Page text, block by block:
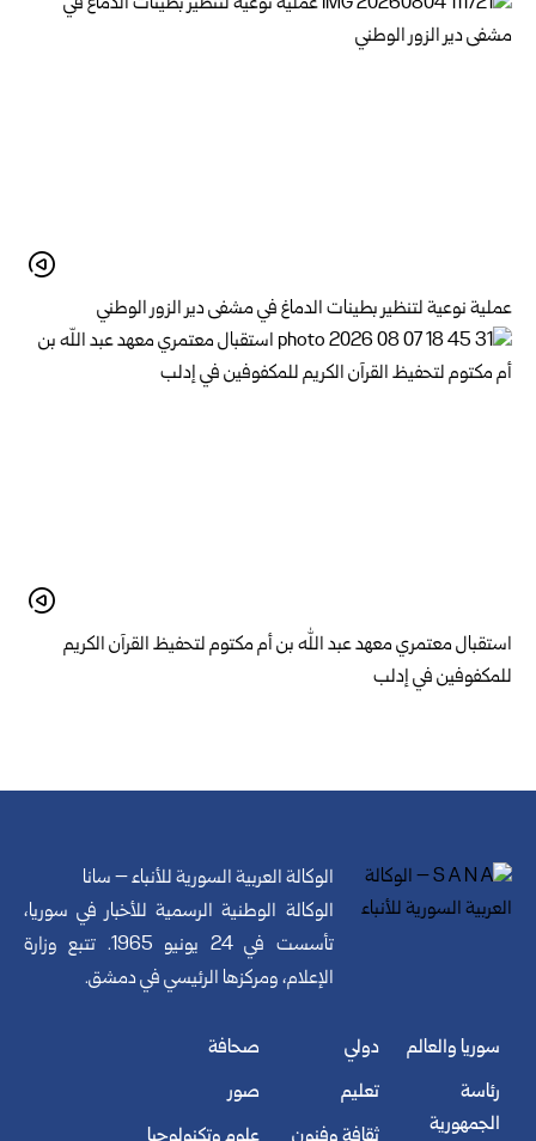
عملية نوعية لتنظير بطينات الدماغ في مشفى دير الزور الوطني
استقبال معتمري معهد عبد الله بن أم مكتوم لتحفيظ القرآن الكريم
للمكفوفين في إدلب
الوكالة العربية السورية للأنباء – سانا
الوكالة الوطنية الرسمية للأخبار في سوريا،
تأسست في 24 يونيو 1965. تتبع وزارة
الإعلام، ومركزها الرئيسي في دمشق.
سوريا والعالم
رئاسة
الجمهورية
دولي
تعليم
صحافة
صور